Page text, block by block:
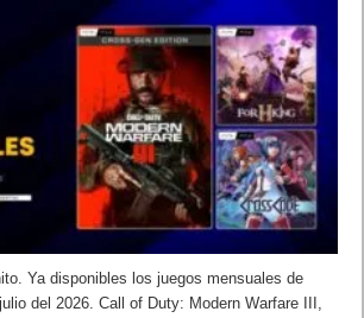
Ya disponibles los juegos mensuales de
del 2026. Call of Duty: Modern Warfare III,